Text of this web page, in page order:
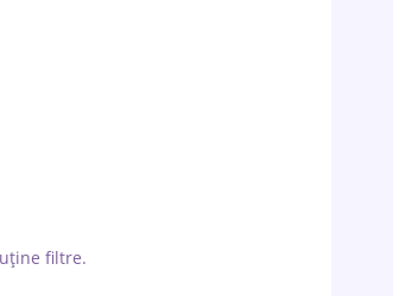
filtre.